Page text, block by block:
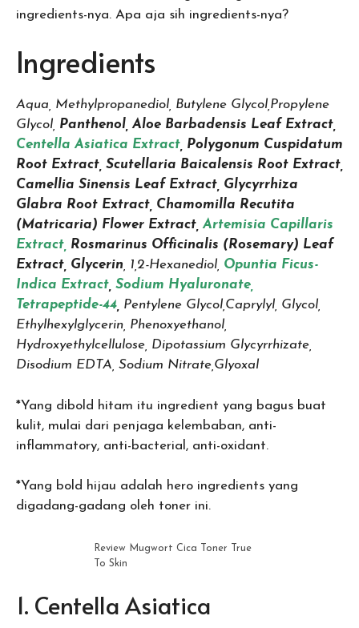
ingredients-nya. Apa aja sih ingredients-nya?
Ingredients
Aqua, Methylpropanediol, Butylene Glycol, Propylene
Glycol, Panthenol, Aloe Barbadensis Leaf Extract,
Centella Asiatica Extract Polygonum Cuspidatum
Root Extract, Scutellaria Baicalensis Root Extract,
Camellia Sinensis Leaf Extract, Glycyrrhiza
Glabra Root Extract, Chamomilla Recutita
(Matricaria) Flower Extract, Artemisia Capillaris
Extract, Rosmarinus Officinalis (Rosemary) Leaf
Extract, Glycerin 1,2-Hexanediol, Opuntia Ficus-
Indica Extract Sodium Hyaluronate,
Tetrapeptide-44 Pentylene Glycol, Caprylyl, Glycol,
Ethylhexylglycerin, Phenoxyethanol,
Hydroxyethylcellulose, Dipotassium Glycyrrhizate,
Disodium EDTA, Sodium Nitrate, Glyoxal
*Yang dibold hitam itu ingredient yang bagus buat
kulit, mulai dari penjaga kelembaban, anti-
inflammatory, anti-bacterial, anti-oxidant.
*Yang bold hijau adalah hero ingredients yang
digadang-gadang oleh toner ini.
Review Mugwort Cica Toner True
To Skin
1. Centella Asiatica